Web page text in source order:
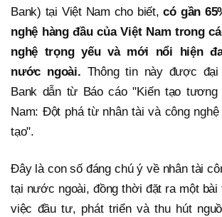
Bank) tại Việt Nam cho biết,có gần
nghệ hàng đầu của Việt Nam trong
nghệ trọng yếu và mới nổi hiện
nước ngoài. Thông tin này được
Bank dẫn từ Báo cáo "Kiến tạo tương
Nam: Đột phá từ nhân tài và công
tạo".
Đây là con số đáng chú ý về nhân tài
tại nước ngoài, đồng thời đặt ra một bài
việc đầu tư, phát triển và thu hút